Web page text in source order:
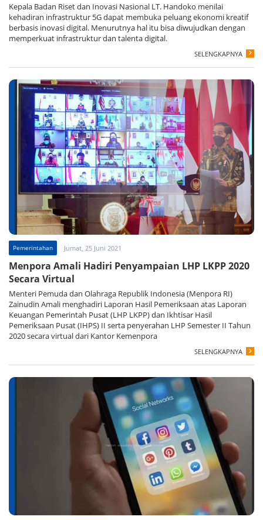
Kepala Badan Riset dan Inovasi Nasional LT. Handoko menilai
kehadiran infrastruktur 5G dapat membuka peluang ekonomi kreatif
berbasis inovasi digital. Menurutnya hal itu bisa diwujudkan dengan
memperkuat infrastruktur dan talenta digital.
SELENGKAPNYA
Pemerintahan Jumat, 25 Juni 2021
Menpora Amali Hadiri Penyampaian LHP LKPP 2020
Secara Virtual
Menteri Pemuda dan Olahraga Republik Indonesia (Menpora RI)
Zainudin Amali menghadiri Laporan Hasil Pemeriksaan atas Laporan
Keuangan Pemerintah Pusat (LHP LKPP) dan Ikhtisar Hasil
Pemeriksaan Pusat (IHPS) II serta penyerahan LHP Semester II Tahun
2020 secara virtual dari Kantor Kemenpora
SELENGKAPNYA